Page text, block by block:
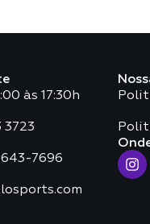
às 17:30h
3723
7696